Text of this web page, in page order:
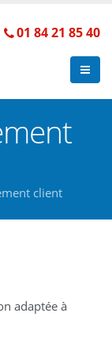
01 84 21 85 40
client
adaptée à